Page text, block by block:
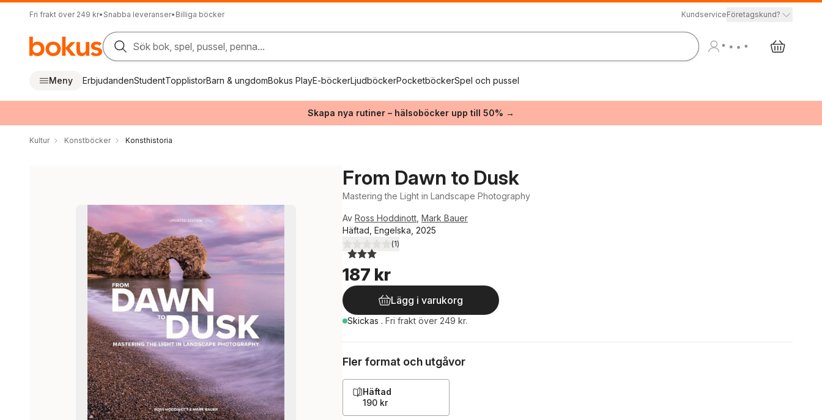
Fri frakt över 249 kr• Snabba leveranser• Billiga böcker KundserviceFöretagskund?
Sök bok, spel, pussel, penna...
Meny ErbjudandenStudentTopplistorBarn & ungdomBokus PlayE-böckerLjudböckerPocketböckerSpel och pussel
Skapa nya rutiner – hälsoböcker upp till 50% →
Kultur Konstböcker Konsthistoria
From Dawn to Dusk
Mastering the Light in Landscape Photography
Av Ross Hoddinott Mark Bauer
Häftad, Engelska, 2025
3,0utav 5 stjärnor. Totalt antal röster:
(1)
187 kr
Lägg i varukorg
Skickas . Fri frakt över 249 kr.
Fler format och utgåvor
Häftad
190 kr